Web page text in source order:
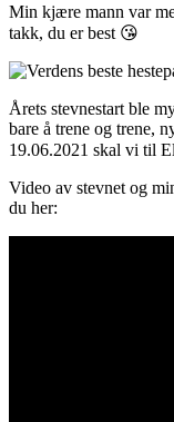
Min kjære mann var
takk, du er best 😘
Årets stevnestart ble
bare å trene og trene,
19.06.2021 skal vi til
Video av stevnet og
du her: